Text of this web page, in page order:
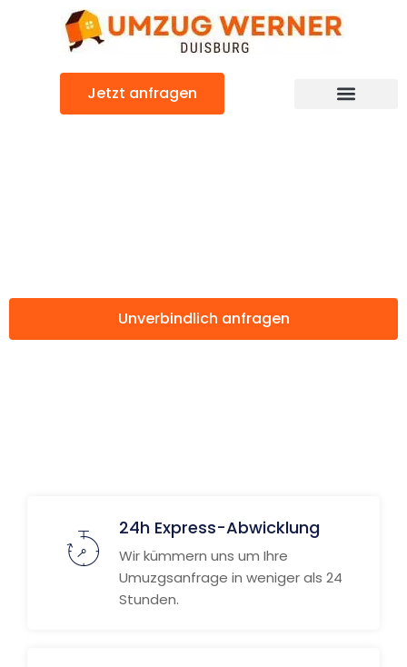
Jetzt anfragen
Unverbindlich anfragen
24h Express-Abwicklung
Wir kümmern uns um Ihre
Umuzgsanfrage in weniger als 24
Stunden.